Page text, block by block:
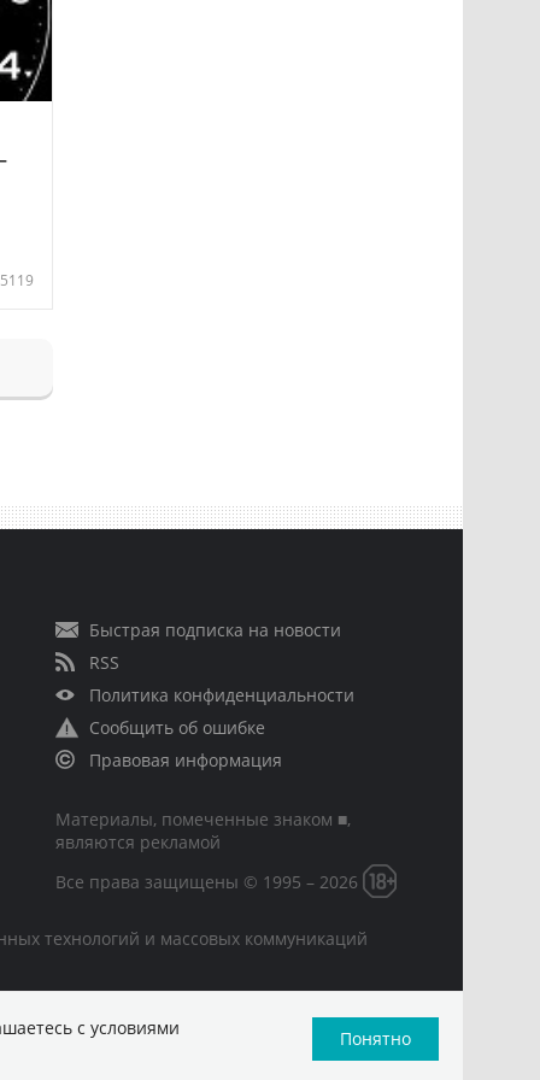
5119
Быстрая подписка на новости
RSS
Политика конфиденциальности
Сообщить об ошибке
Правовая информация
Материалы, помеченные знаком ■,
являются рекламой
Все права защищены © 1995 – 2026
технологий и массовых коммуникаций
с условиями Понятно